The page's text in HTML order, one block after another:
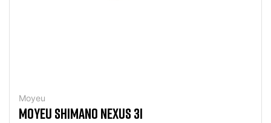
Moyeu
MOYEU SHIMANO NEXUS 3I